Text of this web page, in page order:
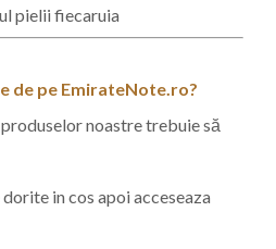
pielii fiecaruia
de pe EmirateNote.ro?
noastre trebuie să
in cos apoi acceseaza